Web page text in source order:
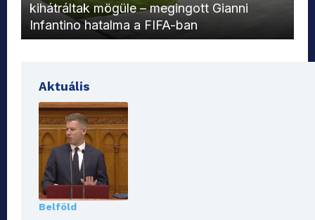
kihátráltak mögüle – megingott Gianni
Infantino hatalma a FIFA-ban
Aktuális
Belföld